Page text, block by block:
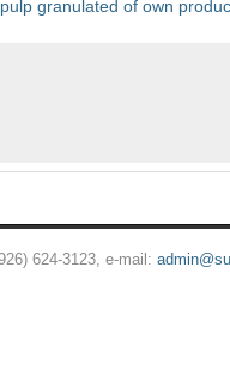
granulated of own
624-3123, e-mail: